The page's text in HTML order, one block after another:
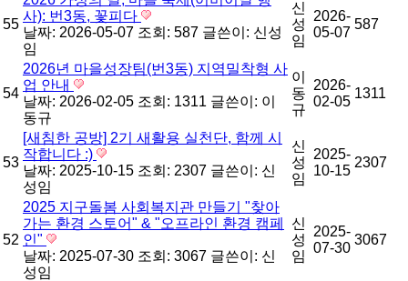
55
사): 번3동, 꽃피다
날짜: 2026-05-07 조회: 587 글쓴이: 신성
임
신
성
임
2026-
05-07
587
54
2026년 마을성장팀(번3동) 지역밀착형 사
업 안내
날짜: 2026-02-05 조회: 1311 글쓴이: 이
동규
이
동
규
2026-
02-05
1311
53
[새침한 공방] 2기 새활용 실천단, 함께 시
작합니다 :)
날짜: 2025-10-15 조회: 2307 글쓴이: 신
성임
신
성
임
2025-
10-15
2307
52
2025 지구돌봄 사회복지관 만들기 "찾아
가는 환경 스토어" & "오프라인 환경 캠페
인"
날짜: 2025-07-30 조회: 3067 글쓴이: 신
성임
신
성
임
2025-
07-30
3067